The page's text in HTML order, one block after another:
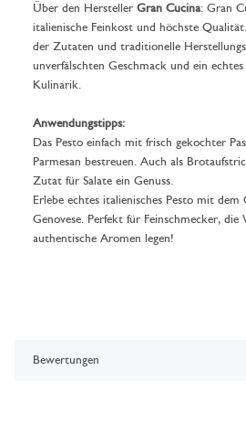
Über den Hersteller Gran Cucina: Gran
italienische Feinkost und höchste
der Zutaten und traditionelle
unverfälschten Geschmack und ein
Kulinarik.
Anwendungstipps:
Das Pesto einfach mit frisch gekochter
Parmesan bestreuen. Auch als
Zutat für Salate ein Genuss.
Erlebe echtes italienisches Pesto mit dem
Genovese. Perfekt für Feinschmecker,
authentische Aromen legen!
Bewertungen